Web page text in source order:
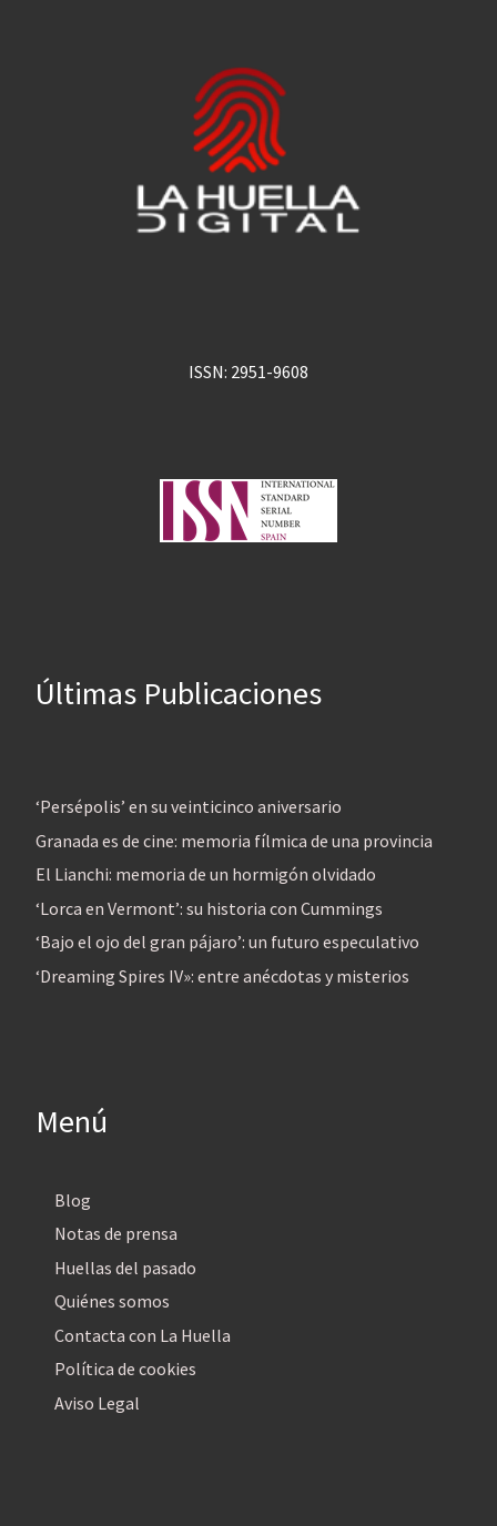
ISSN: 2951-9608
Últimas Publicaciones
‘Persépolis’ en su veinticinco aniversario
Granada es de cine: memoria fílmica de una provincia
El Lianchi: memoria de un hormigón olvidado
‘Lorca en Vermont’: su historia con Cummings
‘Bajo el ojo del gran pájaro’: un futuro especulativo
‘Dreaming Spires IV»: entre anécdotas y misterios
Menú
Blog
Notas de prensa
Huellas del pasado
Quiénes somos
Contacta con La Huella
Política de cookies
Aviso Legal